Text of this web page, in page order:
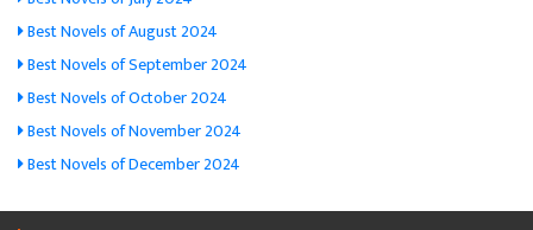
Best Novels of August 2024
Best Novels of September 2024
Best Novels of October 2024
Best Novels of November 2024
Best Novels of December 2024